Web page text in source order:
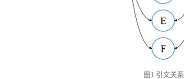
图1 引文关系